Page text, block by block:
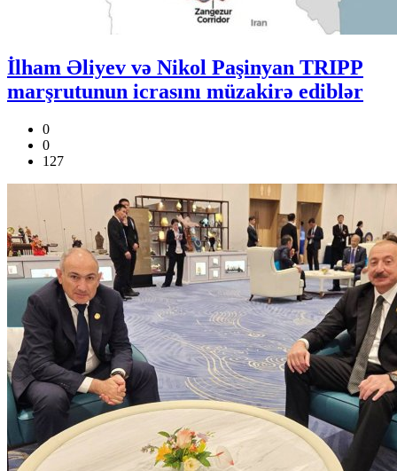
İlham Əliyev və Nikol Paşinyan TRIPP
marşrutunun icrasını müzakirə ediblər
0
0
127